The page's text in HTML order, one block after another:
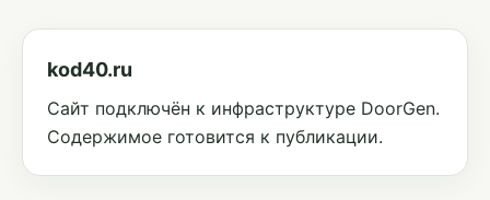
kod40.ru
Сайт подключён к инфраструктуре DoorGen.
Содержимое готовится к публикации.